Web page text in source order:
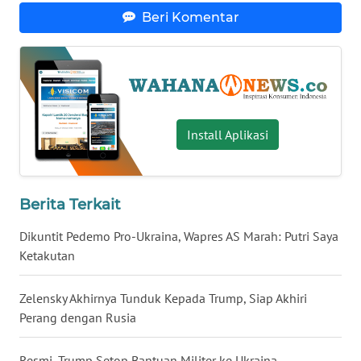
Beri Komentar
Install Aplikasi
Berita Terkait
Dikuntit Pedemo Pro-Ukraina, Wapres AS Marah: Putri Saya
Ketakutan
Zelensky Akhirnya Tunduk Kepada Trump, Siap Akhiri
Perang dengan Rusia
WN
SUMBAR
WN
SUMSEL
WN
WN
LAMPUNG
WN
JATENG